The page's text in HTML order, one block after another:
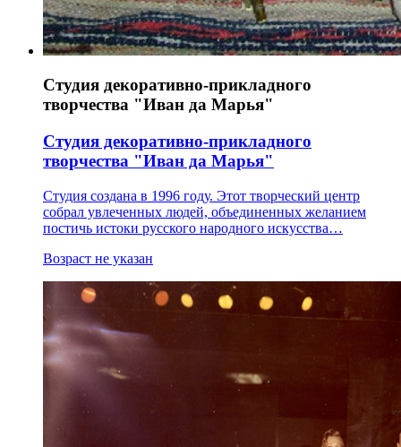
Студия декоративно-прикладного
творчества "Иван да Марья"
Студия декоративно-прикладного
творчества "Иван да Марья"
Студия создана в 1996 году. Этот творческий центр
собрал увлеченных людей, объединенных желанием
постичь истоки русского народного искусства…
Возраст не указан